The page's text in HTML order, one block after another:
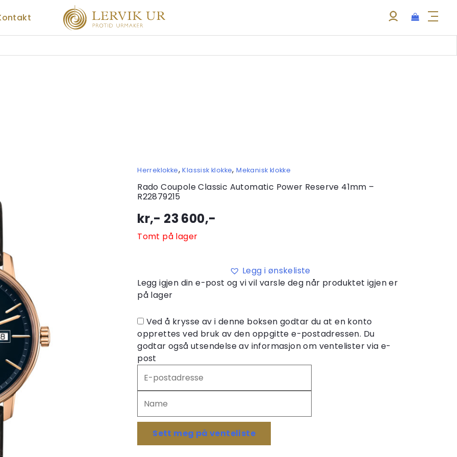
Herreklokke,Klassisk klokke,Mekanisk klokke
Rado Coupole Classic Automatic Power Reserve 41mm –
R22879215
kr,- 23 600,-
Tomt på lager
Legg i ønskeliste
Legg igjen din e-post og vi vil varsle deg når produktet igjen er
på lager
Ved å krysse av i denne boksen godtar du at en konto
opprettes ved bruk av den oppgitte e-postadressen. Du
godtar også utsendelse av informasjon om ventelister via e-
post
inn
e-
postadressen
din
å
Sett meg på venteliste